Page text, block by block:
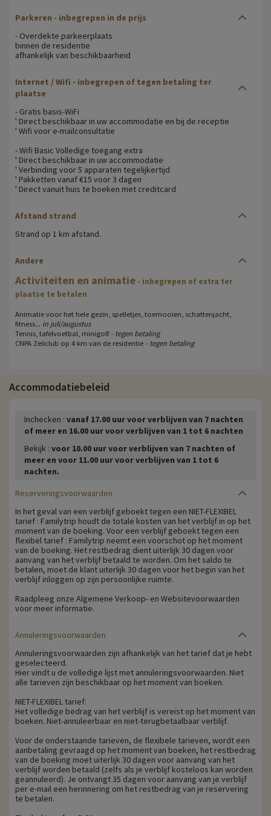
Parkeren - inbegrepen in de prijs
- Overdekte parkeerplaats
binnen de residentie
afhankelijk van beschikbaarheid
Internet / Wifi - inbegrepen of tegen betaling ter
plaatse
- Gratis basis-WiFi
' Direct beschikbaar in uw accommodatie en bij de receptie
' Wifi voor e-mailconsultatie
- Wifi Basic Volledige toegang extra
' Direct beschikbaar in uw accommodatie
' Verbinding voor 5 apparaten tegelijkertijd
' Pakketten vanaf €15 voor 3 dagen
' Direct vanuit huis te boeken met creditcard
Afstand strand
Strand op 1 km afstand.
Andere
Activiteiten en animatie - inbegrepen of extra ter
plaatse te betalen
Animatie voor het hele gezin, spelletjes, toernooien, schattenjacht,
fitness... in juli/augustus
Tennis, tafelvoetbal, minigolf - tegen betaling
CNPA Zeilclub op 4 km van de residentie - tegen betaling
Accommodatiebeleid
Inchecken : vanaf 17.00 uur voor verblijven van 7 nachten
of meer en 16.00 uur voor verblijven van 1 tot 6 nachten
Bekijk : voor 10.00 uur voor verblijven van 7 nachten of
meer en voor 11.00 uur voor verblijven van 1 tot 6
nachten.
Reserveringsvoorwaarden
In het geval van een verblijf geboekt tegen een NIET-FLEXIBEL
tarief : Familytrip houdt de totale kosten van het verblijf in op het
moment van de boeking. Voor een verblijf geboekt tegen een
flexibel tarief : Familytrip neemt een voorschot op het moment
van de boeking. Het restbedrag dient uiterlijk 30 dagen voor
aanvang van het verblijf betaald te worden. Om het saldo te
betalen, moet de klant uiterlijk 30 dagen voor het begin van het
verblijf inloggen op zijn persoonlijke ruimte.
Raadpleeg onze Algemene Verkoop- en Websitevoorwaarden
voor meer informatie.
Annuleringsvoorwaarden
Annuleringsvoorwaarden zijn afhankelijk van het tarief dat je hebt
geselecteerd.
Hier vindt u de volledige lijst met annuleringsvoorwaarden. Niet
alle tarieven zijn beschikbaar op het moment van boeken.
NIET-FLEXIBEL tarief:
Het volledige bedrag van het verblijf is vereist op het moment van
boeken. Niet-annuleerbaar en niet-terugbetaalbaar verblijf.
Voor de onderstaande tarieven, de flexibele tarieven, wordt een
aanbetaling gevraagd op het moment van boeken, het restbedrag
van de boeking moet uiterlijk 30 dagen voor aanvang van het
verblijf worden betaald (zelfs als je verblijf kosteloos kan worden
geannuleerd). Je ontvangt 35 dagen voor aanvang van je verblijf
per e-mail een herinnering om het restbedrag van je reservering
te betalen.